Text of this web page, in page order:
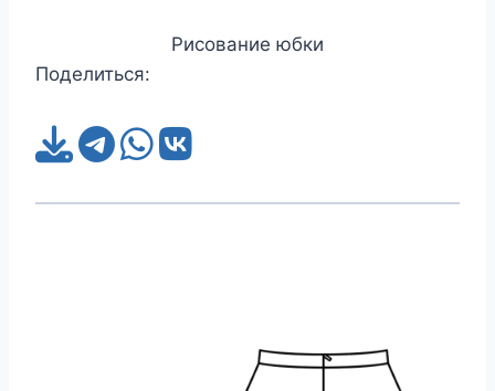
Рисование юбки
Поделиться: